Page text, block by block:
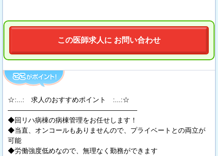
この医師求人に お問い合わせ
☆:...: 求人のおすすめポイント :...:☆
―――――――――――――――――――
◆回リハ病棟の病棟管理をお任せします！
◆当直、オンコールもありませんので、プライベートとの両立が
可能
◆労働強度低めなので、無理なく勤務ができます